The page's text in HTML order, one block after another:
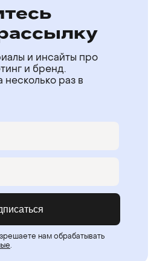
и инсайты про
и бренд.
раз в
нам обрабатывать
.